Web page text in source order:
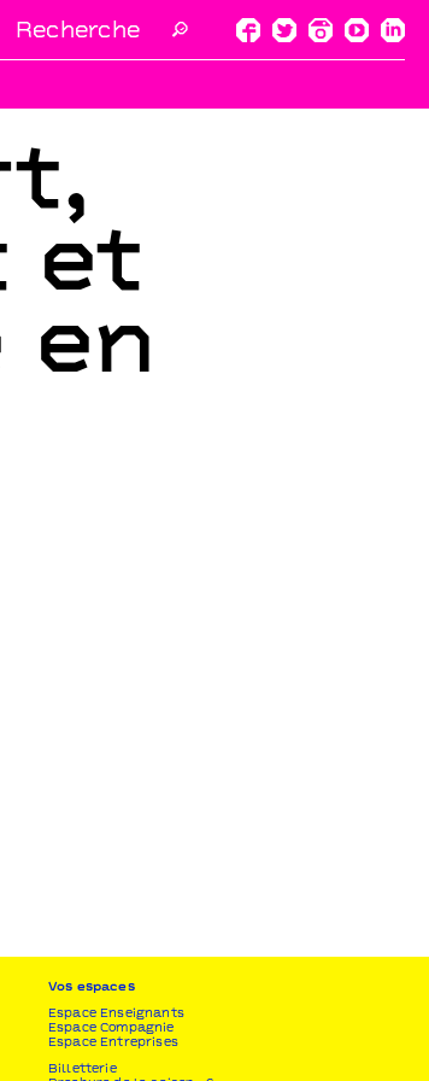
🔎
et
en
Vos espaces
Espace Enseignants
Espace Compagnie
Espace Entreprises
Billetterie